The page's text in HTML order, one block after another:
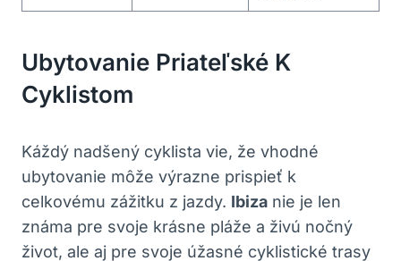
Ubytovanie Priateľské K
Cyklistom
Káždý nadšený cyklista vie, že vhodné
ubytovanie môže výrazne prispieť k
celkovému zážitku z jazdy. Ibiza nie je len
známa pre svoje krásne pláže a živú nočný
život, ale aj pre svoje úžasné cyklistické trasy